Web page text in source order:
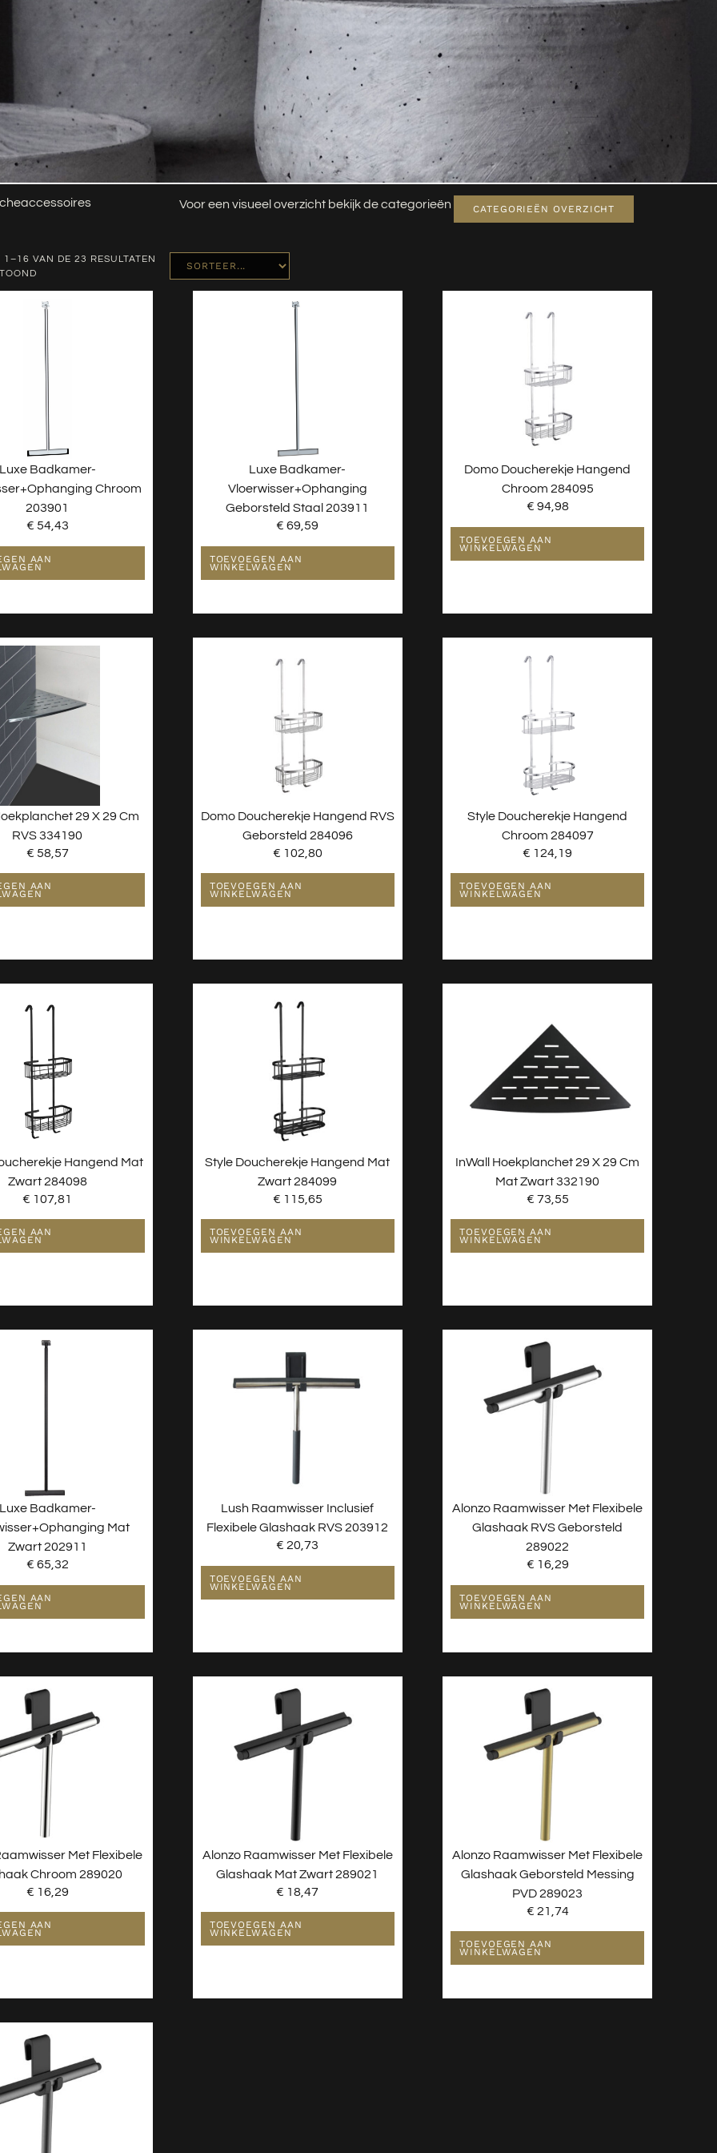
Voor een visueel overzicht bekijk de categorieën CATEGORIEËN OVERZICHT
1–16 VAN DE 23 RESULTATEN
Luxe Badkamer-
Chroom
203901
€ 54,43
AAN
Luxe Badkamer-
Vloerwisser+ophanging
Geborsteld Staal 203911
€ 69,59
TOEVOEGEN AAN
WINKELWAGEN
Domo Doucherekje Hangend
Chroom 284095
€ 94,98
TOEVOEGEN AAN
WINKELWAGEN
29 X 29 Cm
RVS 334190
€ 58,57
AAN
Domo Doucherekje Hangend RVS
Geborsteld 284096
€ 102,80
TOEVOEGEN AAN
WINKELWAGEN
Style Doucherekje Hangend
Chroom 284097
€ 124,19
TOEVOEGEN AAN
WINKELWAGEN
Hangend Mat
Zwart 284098
€ 107,81
AAN
Style Doucherekje Hangend Mat
Zwart 284099
€ 115,65
TOEVOEGEN AAN
WINKELWAGEN
InWall Hoekplanchet 29 X 29 Cm
Mat Zwart 332190
€ 73,55
TOEVOEGEN AAN
WINKELWAGEN
Luxe Badkamer-
Mat
Zwart 202911
€ 65,32
AAN
Lush Raamwisser Inclusief
Flexibele Glashaak RVS 203912
€ 20,73
TOEVOEGEN AAN
WINKELWAGEN
Alonzo Raamwisser Met Flexibele
Glashaak RVS Geborsteld
289022
€ 16,29
TOEVOEGEN AAN
WINKELWAGEN
Met Flexibele
Chroom 289020
€ 16,29
AAN
Alonzo Raamwisser Met Flexibele
Glashaak Mat Zwart 289021
€ 18,47
TOEVOEGEN AAN
WINKELWAGEN
Alonzo Raamwisser Met Flexibele
Glashaak Geborsteld Messing
PVD 289023
€ 21,74
TOEVOEGEN AAN
WINKELWAGEN